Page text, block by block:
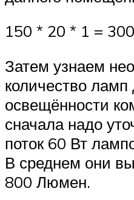
150 * 20 * 1 =
Затем узнаем
количество
освещённости
сначала надо
поток 60 Вт
В среднем они
800 Люмен.